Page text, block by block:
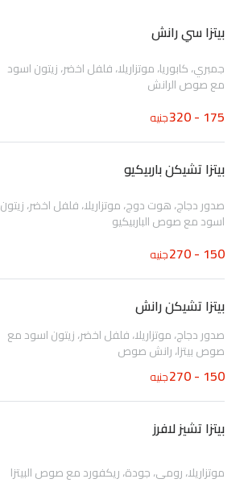
بيتزا سي رانش
جمبري، كابوريا، موتزاريلا، فلفل اخضر، زيتون اسود
مع صوص الرانش
175 - 320 جنيه
بيتزا تشيكن باربيكيو
صدور دجاج، هوت دوج، موتزاريلا، فلفل اخضر، زيتون
اسود مع صوص الباربيكيو
150 - 270 جنيه
بيتزا تشيكن رانش
صدور دجاج، موتزاريلا، فلفل اخضر، زيتون اسود مع
صوص بيتزا، رانش صوص
150 - 270 جنيه
بيتزا تشيز لافرز
موتزاريلا، رومي، جودة، ريكفورد مع صوص البيتزا